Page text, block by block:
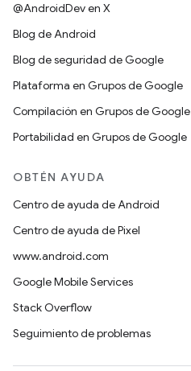
@AndroidDev en X
Blog de Android
Blog de seguridad de Google
Plataforma en Grupos de Google
Compilación en Grupos de Google
Portabilidad en Grupos de Google
OBTÉN AYUDA
Centro de ayuda de Android
Centro de ayuda de Pixel
www.android.com
Google Mobile Services
Stack Overflow
Seguimiento de problemas